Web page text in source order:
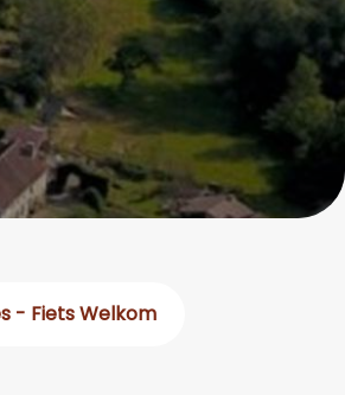
- Fiets Welkom